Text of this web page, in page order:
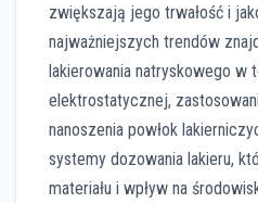
zwiększają jego trwałość i
najważniejszych trendów
lakierowania natryskowego w
elektrostatycznej,
nanoszenia powłok
systemy dozowania lakieru,
materiału i wpływ na